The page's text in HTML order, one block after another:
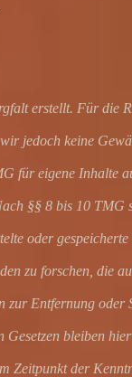
erstellt. Für die
jedoch keine
für eigene Inhalte
§§ 8 bis 10 TMG
oder gespeicherte
zu forschen, die
zur Entfernung oder
bleiben
Zeitpunkt der